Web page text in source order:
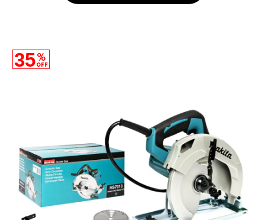
35%
OFF